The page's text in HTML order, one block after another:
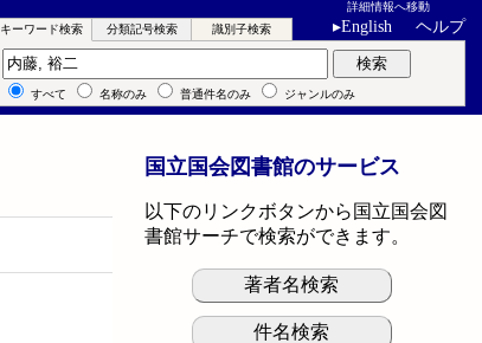
詳細情報へ移動
▸English ヘルプ
キーワード検索 分類記号検索 識別子検索
キーワード検索 検索
すべて 名称のみ 普通件名のみ ジャンルのみ
国立国会図書館のサービス
以下のリンクボタンから国立国会図
書館サーチで検索ができます。
著者名検索
件名検索